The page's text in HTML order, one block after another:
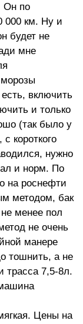
Он по
000 км. Ну и
будет не
мне
включить
и только
(так было у
короткого
нужно
и норм. По
на роснефти
методом, бак
менее пол
не очень
манере
тошнить, а не
трасса 7,5-8л.
Цены на